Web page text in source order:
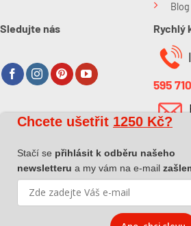
Blog
Sledujte nás
O společnosti
O nás
Kontakt
Rychlý
595 710
Chcete ušetřit 1250 Kč?
Stačí se přihlásit k odběru našeho
newsletteru a my vám na e-mail